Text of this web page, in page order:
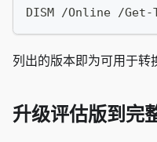
DISM /Online /
列出的版本即为可用于转
升级评估版到完